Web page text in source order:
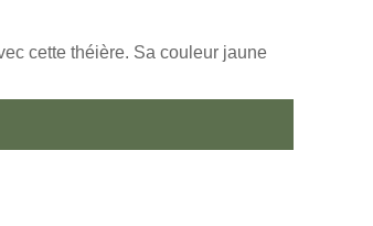
cette théière. Sa couleur jaune